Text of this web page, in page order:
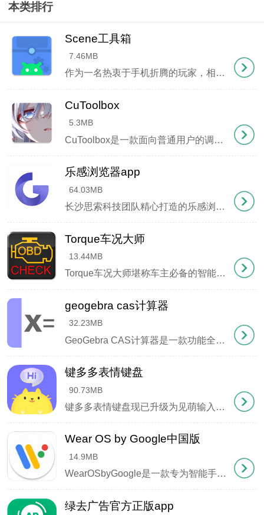
1. Android 5.0以上系统需通过ADB命令开启通知权限
2. 在音乐设置中选择正确的播放协议
3. 低版本系统建议使用专用车机版音乐APP
4. 通过"常用音乐"列表可实现多播放器快速切换
版本更新内容
v1.0.4.6版本优化
2. 加入悬浮音乐信息显示功能
4. 优化界面切换流畅度
5. 地图显示增加圆角效果
6. 修复壁纸裁剪显示异常
本类排行
Scene工具箱
7.46MB
作为一名热衷于手机折腾的玩家，相信你一定接触过不少实用工具。从酷安社区到轻巧的一个木函，再到强大的Magisk面具，这些神器都曾是我们手中的玩机利器。今天要向大家安利的这款Scene工具箱，堪称手机系统优化领域的瑞士军刀，被发烧友们亲切地称为 "骁龙专属神器 "。 Scene系列工具之所以封神，不仅因其功能全面得令人惊叹，更因它把复杂操作变得简单直观。无论是智能场
CuToolbox
5.3MB
CuToolbox是一款面向普通用户的调度管理神器，它用最直观的方式让复杂的CPU调度变得像玩手机游戏一样简单。无论您是数码小白还是极客玩家，都能在30秒内掌握核心操作。软件采用 "零门槛 "设计理念，所有功能按钮都配有图形化说明，就像教长辈使用微信那样贴心。 重要提示：使用前请确保
乐感浏览器app
64.03MB
长沙思索科技团队精心打造的乐感浏览器重新定义了移动端上网体验，这款集极速响应与智能防护于一身的应用，将传统浏览器的繁琐操作转化为指尖的优雅律动。其独创的 "
Torque车况大师
13.44MB
Torque车况大师堪称车主必备的智能行车助手，这款专业级应用不仅能实时监测发动机转速、行驶速度、总里程和剩余油量等核心数据，更能通过OBD2蓝牙模块实现手机与车载系统的深度互联。当您驾车出行时，内置的GPS模块会智能整合指南针、气压传感器和加速度计等多维度信息，让您对爱车状态了如指掌。 更令人惊喜的是，其独创的 "摇一摇 "快捷导航功能，只
geogebra cas计算器
32.23MB
GeoGebra CAS计算器是一款功能全面、操作简便的数学函数计算工具。界面清爽，无任何广告，完全免费。用户只需输入函数，系统便会生成直观的函数图形，帮助解决诸如方程求解、因式分解、导数与积分等数学问题，让...
键多多表情键盘
90.73MB
键多多表情键盘现已升级为见萌输入法，这款工具在表情包输入领域独具特色。相比市面上常见的输入法，它不仅提供了海量的符号、颜文字和表情资源，还创新性地加入了表情包DIY功能，让每位用户都能轻松打造个性化表情。 软件特点 1、专属表情库：用户可以收藏心仪的表情包，从此告别聊天时的表情荒。通过分类管理功能，能快速找到适合各种场景的表情素材。 2、智能表
Wear OS by Google中国版
14.9MB
WearOSbyGoogle是一款专为智能手表打造的智能操作系统，它如同手腕上的数字管家，无缝连接手机与手表，让数据同步、健康追踪和设备管理变得简单高效。只需轻点设置，即可解锁丰富的腕上功能——无论是实时消息提醒、运动数据记录，还是日程管理，都能轻松掌控。更令人惊喜的是，它还内置即时通讯工具，让好友间的沟通触手可及。搭配便捷的移动支付和音乐控制功能，无
绿去广告官方正版app